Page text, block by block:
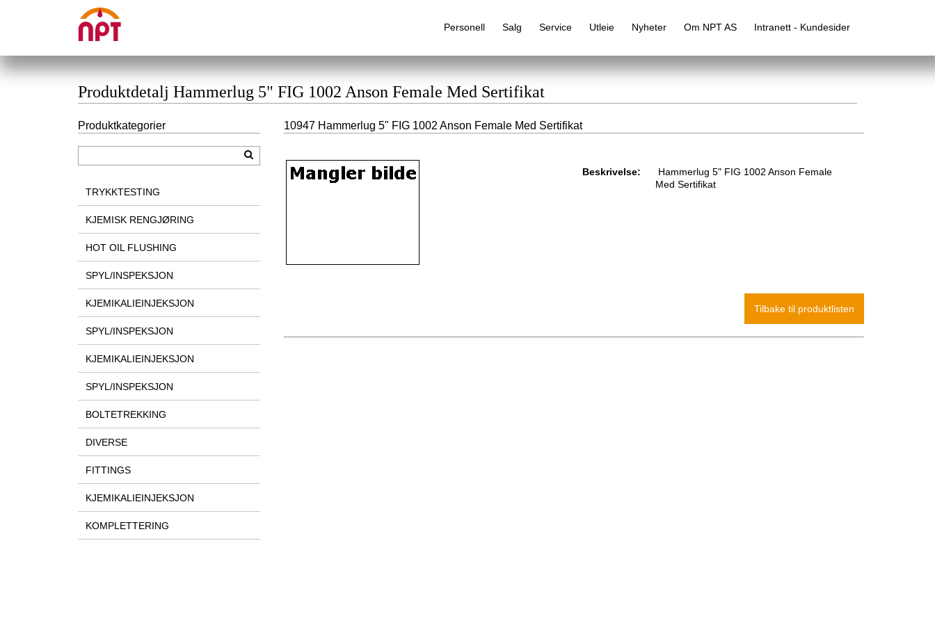
Personell Salg Service Utleie Nyheter Om NPT AS Intranett - Kundesider
Produktdetalj Hammerlug 5" FIG 1002 Anson Female Med Sertifikat
10947 Hammerlug 5" FIG 1002 Anson Female Med Sertifikat
Beskrivelse:
Hammerlug 5" FIG 1002 Anson Female
Med Sertifikat
Produktkategorier
TRYKKTESTING
KJEMISK RENGJØRING
HOT OIL FLUSHING
SPYL/INSPEKSJON
KJEMIKALIEINJEKSJON
SPYL/INSPEKSJON
KJEMIKALIEINJEKSJON
SPYL/INSPEKSJON
BOLTETREKKING
DIVERSE
FITTINGS
KJEMIKALIEINJEKSJON
KOMPLETTERING